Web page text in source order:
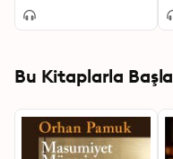
Bu Kitaplarla Başla